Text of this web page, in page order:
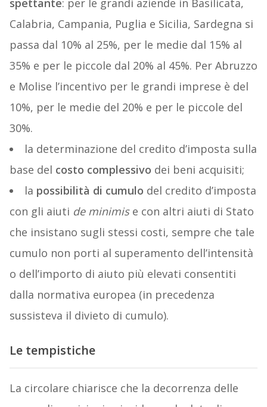
spettante: per le grandi aziende in Basilicata,
Calabria, Campania, Puglia e Sicilia, Sardegna si
passa dal 10% al 25%, per le medie dal 15% al
35% e per le piccole dal 20% al 45%. Per Abruzzo
e Molise l’incentivo per le grandi imprese è del
10%, per le medie del 20% e per le piccole del
30%.
la determinazione del credito d’imposta sulla
base del costo complessivo dei beni acquisiti;
la possibilità di cumulo del credito d’imposta
con gli aiuti de minimise con altri aiuti di Stato
che insistano sugli stessi costi, sempre che tale
cumulo non porti al superamento dell’intensità
o dell’importo di aiuto più elevati consentiti
dalla normativa europea (in precedenza
sussisteva il divieto di cumulo).
Le tempistiche
La circolare chiarisce che la decorrenza delle